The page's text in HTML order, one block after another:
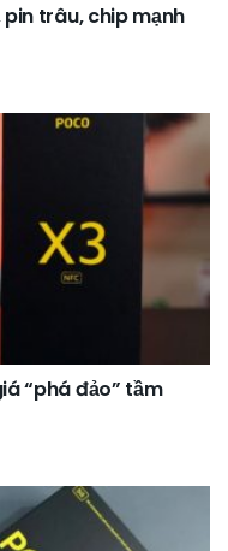
pin trâu, chip mạnh
“phá đảo” tầm